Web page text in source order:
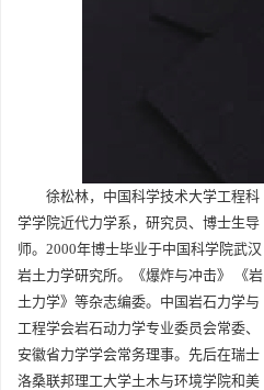
徐松林，中国科学技术大学工程科
学学院近代力学系，研究员、博士生导
师。2000年博士毕业于中国科学院武汉
岩土力学研究所。《爆炸与冲击》 《岩
土力学》等杂志编委。中国岩石力学与
工程学会岩石动力学专业委员会常委、
安徽省力学学会常务理事。先后在瑞士
洛桑联邦理工大学土木与环境学院和美